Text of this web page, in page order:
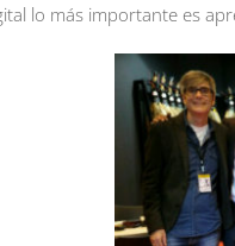
lo más importante es